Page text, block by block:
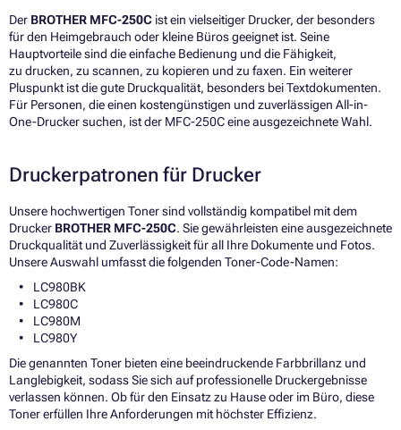
Der BROTHER MFC-250C ist ein vielseitiger Drucker, der besonders
für den Heimgebrauch oder kleine Büros geeignet ist. Seine
Hauptvorteile sind die einfache Bedienung und die Fähigkeit,
zu drucken, zu scannen, zu kopieren und zu faxen. Ein weiterer
Pluspunkt ist die gute Druckqualität, besonders bei Textdokumenten.
Für Personen, die einen kostengünstigen und zuverlässigen All-in-
One-Drucker suchen, ist der MFC-250C eine ausgezeichnete Wahl.
Druckerpatronen für Drucker
Unsere hochwertigen Toner sind vollständig kompatibel mit dem
Drucker BROTHER MFC-250C. Sie gewährleisten eine ausgezeichnete
Druckqualität und Zuverlässigkeit für all Ihre Dokumente und Fotos.
Unsere Auswahl umfasst die folgenden Toner-Code-Namen:
LC980BK
LC980C
LC980M
LC980Y
Die genannten Toner bieten eine beeindruckende Farbbrillanz und
Langlebigkeit, sodass Sie sich auf professionelle Druckergebnisse
verlassen können. Ob für den Einsatz zu Hause oder im Büro, diese
Toner erfüllen Ihre Anforderungen mit höchster Effizienz.